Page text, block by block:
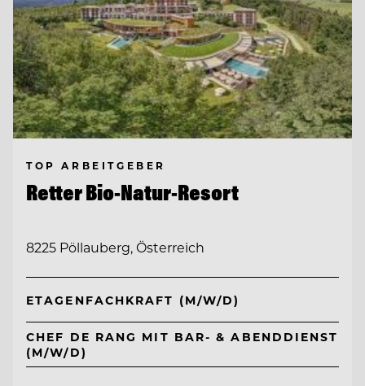
TOP ARBEITGEBER
Retter Bio-Natur-Resort
8225 Pöllauberg, Österreich
ETAGENFACHKRAFT (M/W/D)
CHEF DE RANG MIT BAR- & ABENDDIENST
(M/W/D)